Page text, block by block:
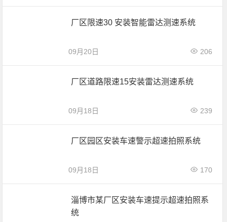
厂区限速30 安装智能雷达测速系统
09月20日 206
厂区道路限速15安装雷达测速系统
09月18日 239
厂区园区安装车速警示超速拍照系统
09月18日 170
淄博市某厂区安装车速提示超速拍照系
统